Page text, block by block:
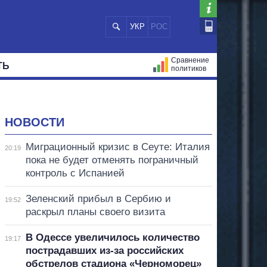
УКР РОС
Сравнение
политиков
НОВОСТИ
20:19
Миграционный кризис в Сеуте: Италия
пока не будет отменять пограничный
контроль с Испанией
19:52
Зеленский прибыл в Сербию и
раскрыл планы своего визита
19:17
В Одессе увеличилось количество
пострадавших из-за российских
обстрелов стадиона «Черноморец»